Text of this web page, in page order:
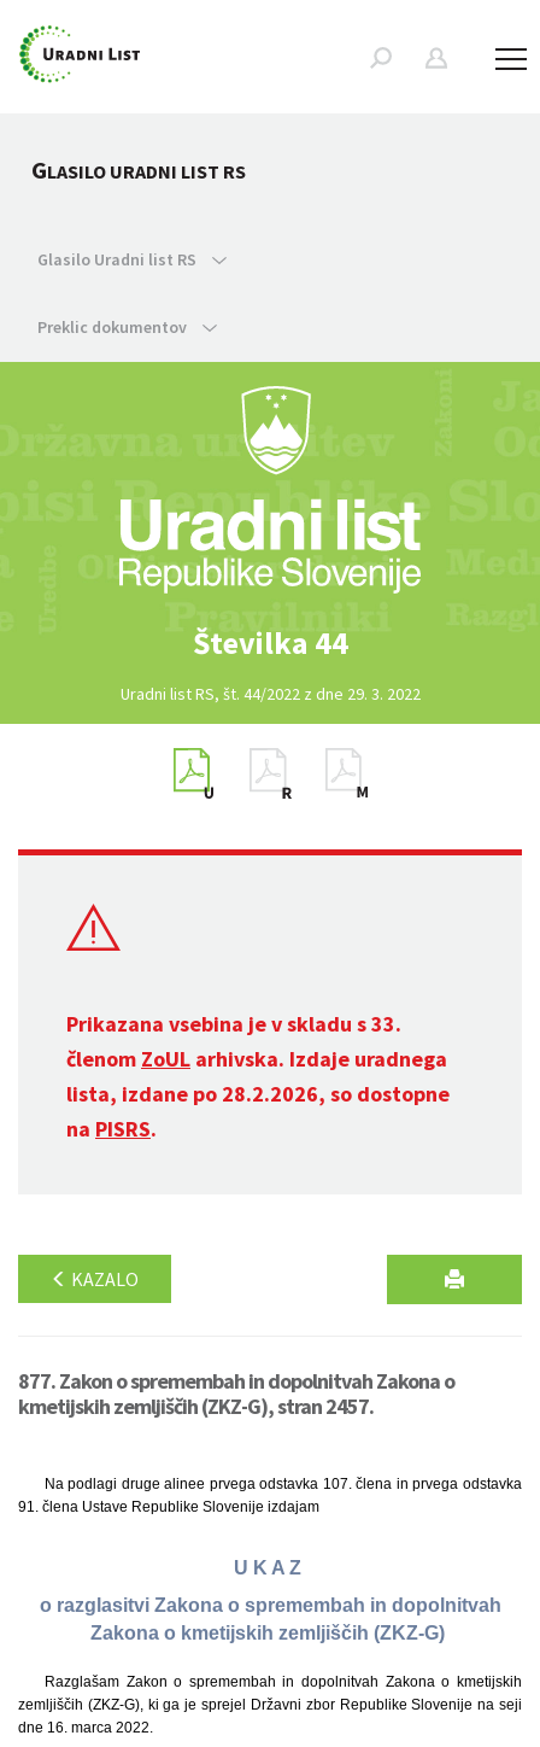
GLASILO URADNI LIST RS
Glasilo Uradni list RS
Preklic dokumentov
Številka 44
Uradni list RS, št. 44/2022 z dne 29. 3. 2022
Prikazana vsebina je v skladu s 33.
členom ZoUL arhivska. Izdaje uradnega
lista, izdane po 28.2.2026, so dostopne
na PISRS.
KAZALO
877. Zakon o spremembah in dopolnitvah Zakona o
kmetijskih zemljiščih (ZKZ-G), stran 2457.
Na podlagi druge alinee prvega odstavka 107. člena in prvega odstavka
91. člena Ustave Republike Slovenije izdajam
U K A Z
o razglasitvi Zakona o spremembah in dopolnitvah
Zakona o kmetijskih zemljiščih (ZKZ-G)
Razglašam Zakon o spremembah in dopolnitvah Zakona o kmetijskih
zemljiščih (ZKZ-G), ki ga je sprejel Državni zbor Republike Slovenije na seji
dne 16. marca 2022.